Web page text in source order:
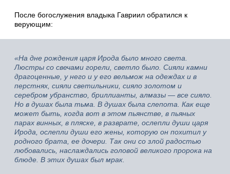
После богослужения владыка Гавриил обратился к
верующим:
«На дне рождения царя Ирода было много света.
Люстры со свечами горели, светло было. Сияли камни
драгоценные, у него и у его вельмож на одеждах и в
перстнях, сияли светильники, сияло золотом и
серебром убранство, бриллианты, алмазы — все сияло.
Но в душах была тьма. В душах была слепота. Как еще
может быть, когда вот в этом пьянстве, в пьяных
парах винных, в пляске, в разврате, ослепли души царя
Ирода, ослепли души его жены, которую он похитил у
родного брата, ее дочери. Так они со злой радостью
любовались, наслаждались головой великого пророка на
блюде. В этих душах был мрак.